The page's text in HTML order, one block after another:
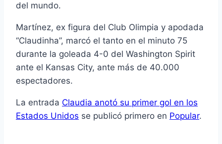
del mundo.
Martínez, ex figura del Club Olimpia y apodada
“Claudinha”, marcó el tanto en el minuto 75
durante la goleada 4-0 del Washington Spirit
ante el Kansas City, ante más de 40.000
espectadores.
La entrada Claudia anotó su primer gol en los
Estados Unidos se publicó primero en Popular.